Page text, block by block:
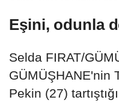
Eşini, odunla
Selda FIRAT/
GÜMÜŞHANE'nin
Pekin (27)